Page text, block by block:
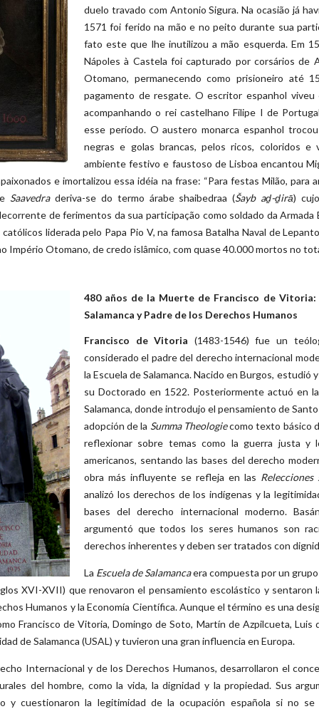
duelo travado com Antonio Sigura. Na ocasião já
1571 foi ferido na mão e no peito durante sua
fato este que lhe inutilizou a mão esquerda. Em
Nápoles à Castela foi capturado por corsários de
Otomano, permanecendo como prisioneiro até
pagamento de resgate. O escritor espanhol
acompanhando o rei castelhano Filipe I de
esse período. O austero monarca espanhol
negras e golas brancas, pelos ricos, coloridos
ambiente festivo e faustoso de Lisboa encantou
e imortalizou essa idéia na frase: “Para festas Milão, para
Saavedraderiva-se do termo árabe shaibedraa (Šayb aḏ-ḏirā)
de ferimentos da sua participação como soldado da Armada
liderada pelo Papa Pio V, na famosa Batalha Naval de
Império Otomano, de credo islâmico, com quase 40.000 mortos no
480 años de la Muerte de Francisco de
Salamanca y Padre de los Derechos Humanos
Francisco de Vitoria (1483-1546) fue un
considerado el padre del derecho internacional
la Escuela de Salamanca. Nacido en Burgos, estudió
su Doctorado en 1522. Posteriormente actuó en
Salamanca, donde introdujo el pensamiento de
adopción de la Summa Theologiecomo texto básico
reflexionar sobre temas como la guerra justa y
americanos, sentando las bases del derecho
obra más influyente se refleja en las
analizó los derechos de los indígenas y la
bases del derecho internacional moderno.
argumentó que todos los seres humanos son
derechos inherentes y deben ser tratados con
La Escuela de Salamancaera compuesta por un
XVI-XVII) que renovaron el pensamiento escolástico y sentaron
Humanos y la Economía Científica. Aunque el término es una
Francisco de Vitoria, Domingo de Soto, Martín de Azpilcueta, Luis
de Salamanca (USAL) y tuvieron una gran influencia en Europa.
Internacional y de los Derechos Humanos, desarrollaron el
del hombre, como la vida, la dignidad y la propiedad. Sus
y cuestionaron la legitimidad de la ocupación española si no